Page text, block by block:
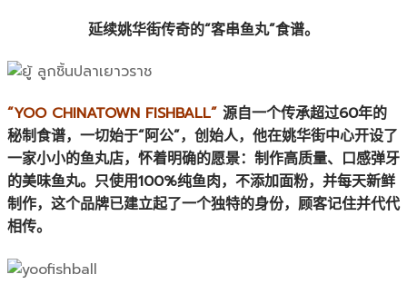
延续姚华街传奇的“客串鱼丸”食谱。
“YOO CHINATOWN FISHBALL” 源自一个传承超过60年的
秘制食谱，一切始于“阿公”，创始人，他在姚华街中心开设了
一家小小的鱼丸店，怀着明确的愿景：制作高质量、口感弹牙
的美味鱼丸。只使用100%纯鱼肉，不添加面粉，并每天新鲜
制作，这个品牌已建立起了一个独特的身份，顾客记住并代代
相传。